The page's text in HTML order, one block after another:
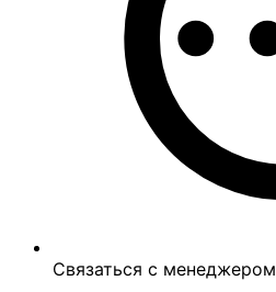
Связаться с менеджером